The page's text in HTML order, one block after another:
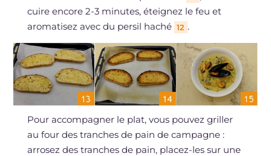
cuire encore 2-3 minutes, éteignez le feu et
aromatisez avec du persil haché 12 .
Pour accompagner le plat, vous pouvez griller
au four des tranches de pain de campagne :
arrosez des tranches de pain, placez-les sur une